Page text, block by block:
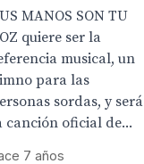
MANOS SON TU
quiere ser la
musical, un
para las
sordas, y será
canción oficial de...
7 años